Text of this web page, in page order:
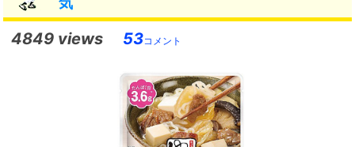
4849 views 53コメント